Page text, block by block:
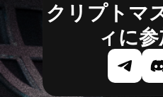
クリプトマ
ィに